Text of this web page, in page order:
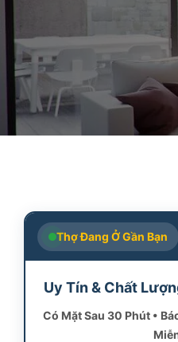
Thợ Đang Ở Gần Bạn
Uy Tín & Chất
Có Mặt Sau 30 Phút •